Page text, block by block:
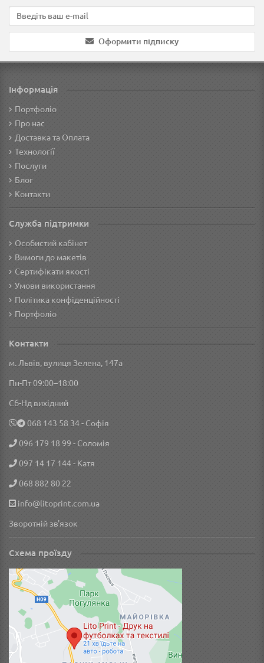
Оформити підписку
Інформація
Портфоліо
Про нас
Доставка та Оплата
Технології
Послуги
Блог
Контакти
Служба підтримки
Особистий кабінет
Вимоги до макетів
Сертифікати якості
Умови використання
Політика конфіденційності
Портфоліо
Контакти
м. Львів, вулиця Зелена, 147а
Пн-Пт 09:00–18:00
Сб-Нд вихідний
‎068 143 58 34- Софія
096 179 18 99 - Соломія
097 14 17 144- Катя
068 882 80 22
info@litoprint.com.ua
Зворотній зв'язок
Схема проїзду